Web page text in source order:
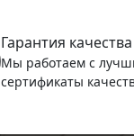
Гарантия качества
Мы работаем с
сертификаты